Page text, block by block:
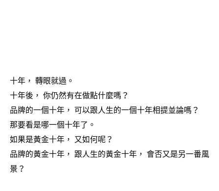
十年 ， 轉眼就過。
十年後 ， 你仍然有在做點什麼嗎 ？
品牌的一個十年 ， 可以跟人生的一個十年相提並論嗎 ？
那要看是哪一個十年了。
如果是黃金十年 ， 又如何呢？
品牌的黃金十年 ， 跟人生的黃金十年 ， 會否又是另一番風
景 ？